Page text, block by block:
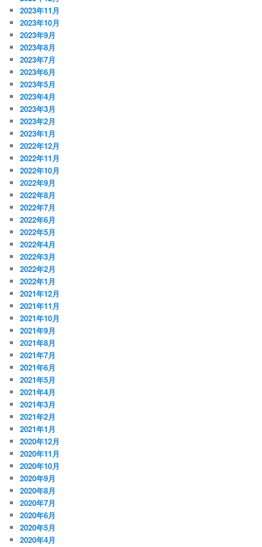
2023年11月
2023年10月
2023年9月
2023年8月
2023年7月
2023年6月
2023年5月
2023年4月
2023年3月
2023年2月
2023年1月
2022年12月
2022年11月
2022年10月
2022年9月
2022年8月
2022年7月
2022年6月
2022年5月
2022年4月
2022年3月
2022年2月
2022年1月
2021年12月
2021年11月
2021年10月
2021年9月
2021年8月
2021年7月
2021年6月
2021年5月
2021年4月
2021年3月
2021年2月
2021年1月
2020年12月
2020年11月
2020年10月
2020年9月
2020年8月
2020年7月
2020年6月
2020年5月
2020年4月